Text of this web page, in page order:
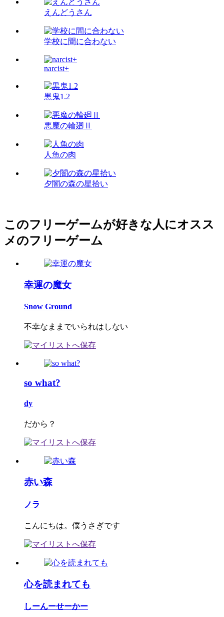
えんどうさん
学校に間に合わない
narcist+
黒鬼1.2
悪魔の輪廻Ⅱ
人魚の肉
夕闇の森の星拾い
このフリーゲームが好きな人にオスス
メのフリーゲーム
幸運の魔女
Snow Ground
不幸なままでいられはしない
so what?
dy
だから？
赤い森
ノラ
こんにちは。僕うさぎです
心を読まれても
しーんーせーかー